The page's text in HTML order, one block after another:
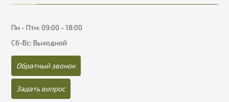
Пн - Птн: 09:00 - 18:00
Сб-Вс: Выходной
Обратный звонок
Задать вопрос